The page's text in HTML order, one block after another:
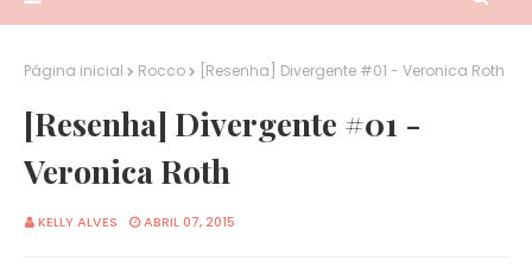
Página inicial Rocco [Resenha] Divergente #01 - Veronica Roth
[Resenha] Divergente #01 -
Veronica Roth
KELLY ALVES ABRIL 07, 2015